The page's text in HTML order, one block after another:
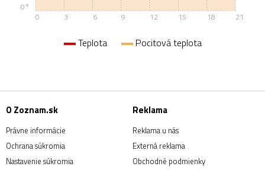
0 3 6 9 12 15 18 21
0°
Teplota Pocitová teplota
O Zoznam.sk
Právne informácie
Ochrana súkromia
Nastavenie súkromia
Reklama
Reklama u nás
Externá reklama
Obchodné podmienky